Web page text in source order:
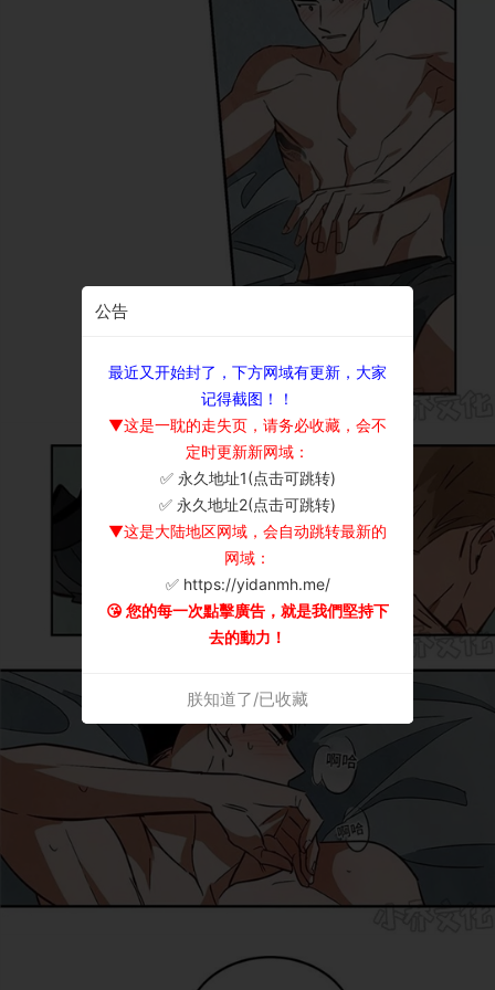
公告
最近又开始封了，下方网域有更新，大家
记得截图！！
▼这是一耽的走失页，请务必收藏，会不
定时更新新网域：
✅ 永久地址1(点击可跳转)
✅ 永久地址2(点击可跳转)
▼这是大陆地区网域，会自动跳转最新的
网域：
✅ https://yidanmh.me/
😘 您的每一次點擊廣告，就是我們堅持下
去的動力！
朕知道了/已收藏